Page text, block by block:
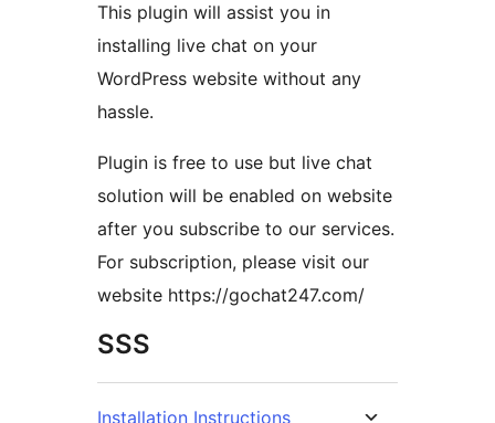
This plugin will assist you in
installing live chat on your
WordPress website without any
hassle.
Plugin is free to use but live chat
solution will be enabled on website
after you subscribe to our services.
For subscription, please visit our
website https://gochat247.com/
SSS
Installation Instructions